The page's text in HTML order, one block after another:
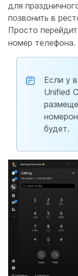
для
позвонить в
Просто
номер телефона.
Если у
Unified
будет.